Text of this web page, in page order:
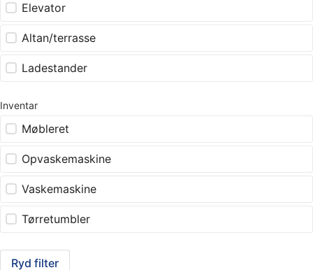
Elevator
Altan/terrasse
Ladestander
Inventar
Møbleret
Opvaskemaskine
Vaskemaskine
Tørretumbler
Ryd filter